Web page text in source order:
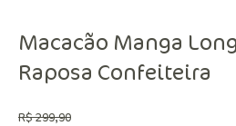
Macacão Manga
Raposa Confeiteira
R$299,90